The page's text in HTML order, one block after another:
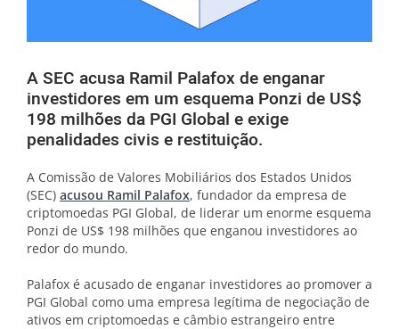
A SEC acusa Ramil Palafox de enganar
investidores em um esquema Ponzi de US$
198 milhões da PGI Global e exige
penalidades civis e restituição.
A Comissão de Valores Mobiliários dos Estados Unidos
(SEC) acusou Ramil Palafox, fundador da empresa de
criptomoedas PGI Global, de liderar um enorme esquema
Ponzi de US$ 198 milhões que enganou investidores ao
redor do mundo.
Palafox é acusado de enganar investidores ao promover a
PGI Global como uma empresa legítima de negociação de
ativos em criptomoedas e câmbio estrangeiro entre